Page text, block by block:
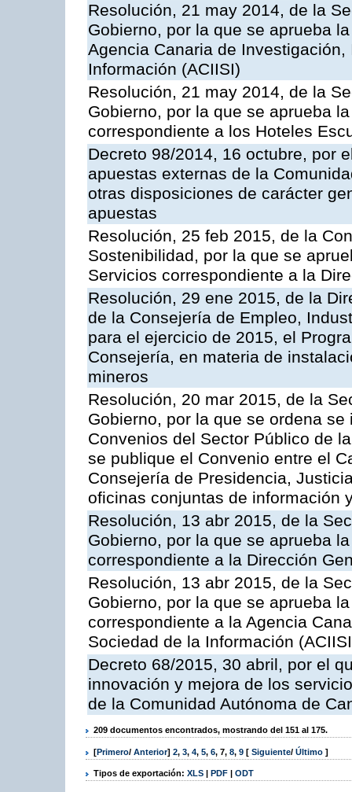
Resolución, 21 may 2014, de la
Gobierno, por la que se aprueba
Agencia Canaria de
Información (ACIISI)
Resolución, 21 may 2014, de la
Gobierno, por la que se aprueba
correspondiente a los Hoteles
Decreto 98/2014, 16 octubre, por
apuestas externas de la
otras disposiciones de carácter
apuestas
Resolución, 25 feb 2015, de la
Sostenibilidad, por la que se
Servicios correspondiente a la
Resolución, 29 ene 2015, de la
de la Consejería de Empleo,
para el ejercicio de 2015, el
Consejería, en materia de
mineros
Resolución, 20 mar 2015, de la
Gobierno, por la que se ordena
Convenios del Sector Público de
se publique el Convenio entre el
Consejería de Presidencia,
oficinas conjuntas de información
Resolución, 13 abr 2015, de la
Gobierno, por la que se aprueba
correspondiente a la Dirección
Resolución, 13 abr 2015, de la
Gobierno, por la que se aprueba
correspondiente a la Agencia
Sociedad de la Información
Decreto 68/2015, 30 abril, por el
innovación y mejora de los
de la Comunidad Autónoma de
209 documentos encontrados, mostrando del 151 al 175.
[Primero/ Anterior] 2, 3, 4, 5, 6, 7, 8, 9 [ Siguiente/ Último ]
Tipos de exportación: XLS | PDF | ODT